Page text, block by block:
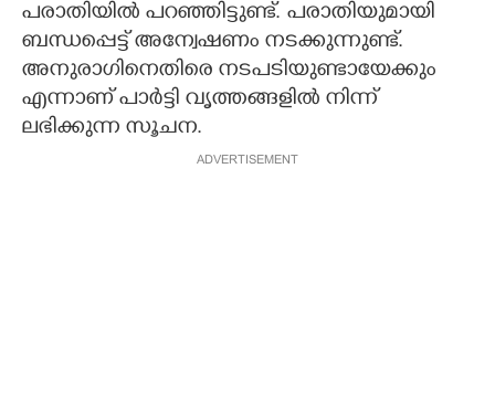
പരാതിയിൽ പറഞ്ഞിട്ടുണ്ട്. പരാതിയുമായി
ബന്ധപ്പെട്ട് അന്വേഷണം നടക്കുന്നുണ്ട്.
അനുരാഗിനെതിരെ നടപടിയുണ്ടായേക്കും
എന്നാണ് പാർട്ടി വൃത്തങ്ങളിൽ നിന്ന്
ലഭിക്കുന്ന സൂചന.
ADVERTISEMENT